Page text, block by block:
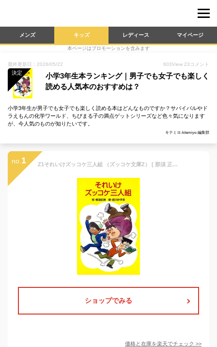
メンズ キッズ レディース マイページ
本ページはプロモーションを含みます
最終更新日：2026/05/22 603View 23 コメント
決定
小学3年生本ランキング｜男子でも女子でも楽しく
読める人気本のおすすめは？
小学3年生が男子でも女子でも楽しく読める本はどんなものですか？サバイバルやド
ラえもんの化学ワールド、ちびまる子の満点ゲットシリーズなど色々気になります
が、今人気のものが知りたいです。
キテミヨ-kitemiyo-編集部
no. 1 Z1それいけズッコケ三人組 （ズッコケ文庫Z） [ 那須 正幹 ]
ショップでみる
価格と在庫を楽天でチェック >>